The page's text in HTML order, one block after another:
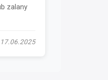
zalany
17.06.2025